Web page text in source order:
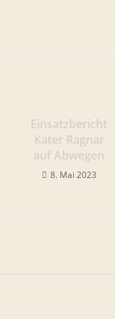
Einsatzbericht
Kater Ragnar
auf Abwegen
8. Mai 2023